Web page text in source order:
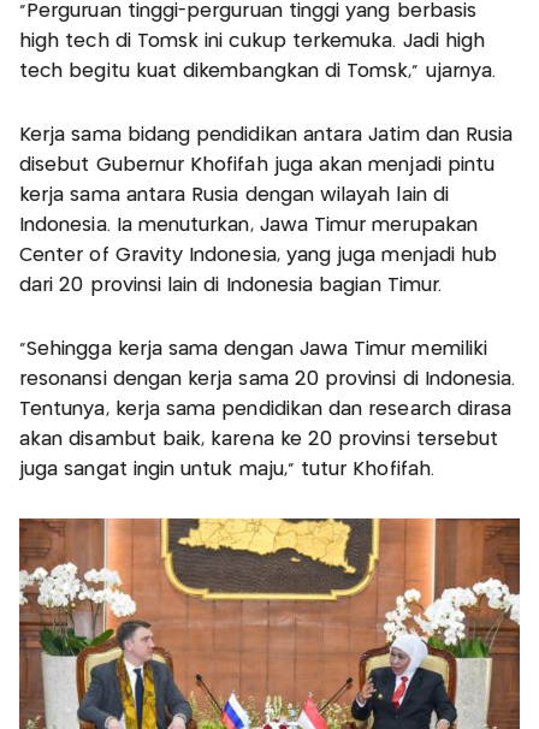
"Perguruan tinggi-perguruan tinggi yang berbasis
high tech di Tomsk ini cukup terkemuka. Jadi high
tech begitu kuat dikembangkan di Tomsk," ujarnya.
Kerja sama bidang pendidikan antara Jatim dan Rusia
disebut Gubernur Khofifah juga akan menjadi pintu
kerja sama antara Rusia dengan wilayah lain di
Indonesia. Ia menuturkan, Jawa Timur merupakan
Center of Gravity Indonesia, yang juga menjadi hub
dari 20 provinsi lain di Indonesia bagian Timur.
"Sehingga kerja sama dengan Jawa Timur memiliki
resonansi dengan kerja sama 20 provinsi di Indonesia.
Tentunya, kerja sama pendidikan dan research dirasa
akan disambut baik, karena ke 20 provinsi tersebut
juga sangat ingin untuk maju," tutur Khofifah.